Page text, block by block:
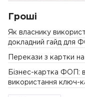
Гроші
Як власнику
докладний гайд для
Перекази з картки
Бізнес-картка ФОП:
використання ключ-